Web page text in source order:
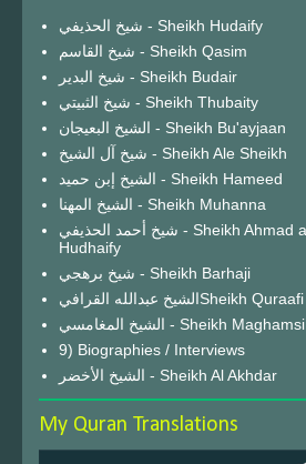
شيخ الحذيفي - Sheikh Hudaify
شيخ القاسم - Sheikh Qasim
شيخ البدير - Sheikh Budair
شيخ الثبيتي - Sheikh Thubaity
الشيخ البعيجان - Sheikh Bu'ayjaan
شيخ آل الشيخ - Sheikh Ale Sheikh
الشيخ إبن حميد - Sheikh Hameed
الشيخ المهنا - Sheikh Muhanna
شيخ أحمد الحذيفي - Sheikh Ahmad al
Hudhaify
شيخ برهجي - Sheikh Barhaji
الشيخ عبدالله القرافيSheikh Quraafi
الشيخ المغامسي - Sheikh Maghamsi
9) Biographies / Interviews
الشيخ الأخضر - Sheikh Al Akhdar
My Quran Translations